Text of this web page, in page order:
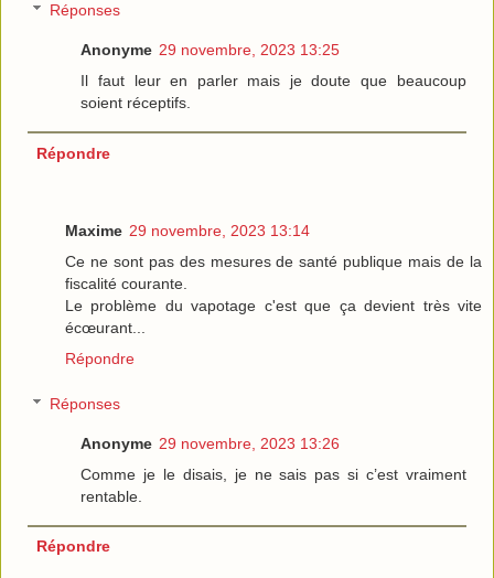
Réponses
Anonyme 29 novembre, 2023 13:25
Il faut leur en parler mais je doute que beaucoup
soient réceptifs.
Répondre
Maxime 29 novembre, 2023 13:14
Ce ne sont pas des mesures de santé publique mais de la
fiscalité courante.
Le problème du vapotage c'est que ça devient très vite
écœurant...
Répondre
Réponses
Anonyme 29 novembre, 2023 13:26
Comme je le disais, je ne sais pas si c’est vraiment
rentable.
Répondre